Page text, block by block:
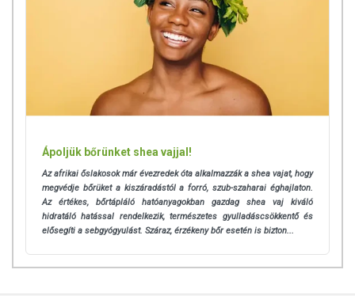
Az oldalunkon lévő adatokat folyamatosan frissítjük, törekszünk arra,
hogy naprakészek legyenek. Szeretnénk felhívni azonban a figyelmet,
hogy ennek ellenére a webshopon szereplő adatok (beleértve a
termékfotókat, tápérték-, összetétel-, és allergén információkat is) csak
tájékoztató jellegűek, a tényleges értékek eltérhetnek az élelmiszerek
természetéből adódóan. A friss, aktuális információkat a termékek
A termék belső fogyasztásra nem alkalmas. A termék nem gyógyít
betegségeket. A termék nem az orvosi kezelés helyettesítésére
alkalmas. Betegség esetén használatát beszélje
meg kezelőorvosával! Kerülni kell a szembejutást. Az ajánlott napi
alkalmazási mennyiséget ne lépje túl! Ne használja irritált vagy sérült
bőrfelületen! Ne használja a készítményt,
ha az összetevők bármelyikére érzékeny vagy allergiás! Ha kiütés
Ápoljük bőrünket shea vajjal!
Az afrikai őslakosok már évezredek óta alkalmazzák a shea vajat, hogy
megvédje bőrüket a kiszáradástól a forró, szub-szaharai éghajlaton.
Az értékes, bőrtápláló hatóanyagokban gazdag shea vaj kiváló
hidratáló hatással rendelkezik, természetes gyulladáscsökkentő és
elősegíti a sebgyógyulást. Száraz, érzékeny bőr esetén is bizton...